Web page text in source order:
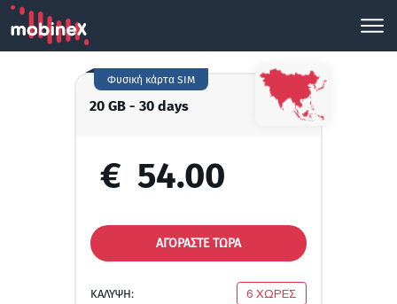
20 GB - 30 days
Φυσική κάρτα SIM
€ 54.00
ΑΓΟΡΑΣΤΕ ΤΩΡΑ
ΚΑΛΥΨΗ: 6 ΧΩΡΕΣ